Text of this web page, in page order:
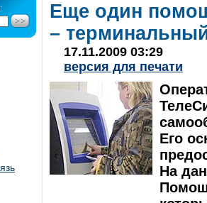
Еще один
–
17.11.2009 03:29
версия для печати
Его
На